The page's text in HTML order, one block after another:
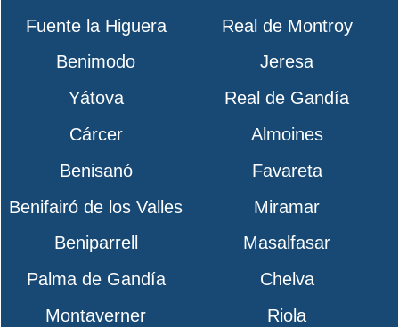
Fuente la Higuera
Real de Montroy
Benimodo
Jeresa
Yátova
Real de Gandía
Cárcer
Almoines
Benisanó
Favareta
Benifairó de los Valles
Miramar
Beniparrell
Masalfasar
Palma de Gandía
Chelva
Montaverner
Riola